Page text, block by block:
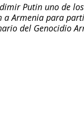
Putin uno de
a Armenia para
del Genocidio